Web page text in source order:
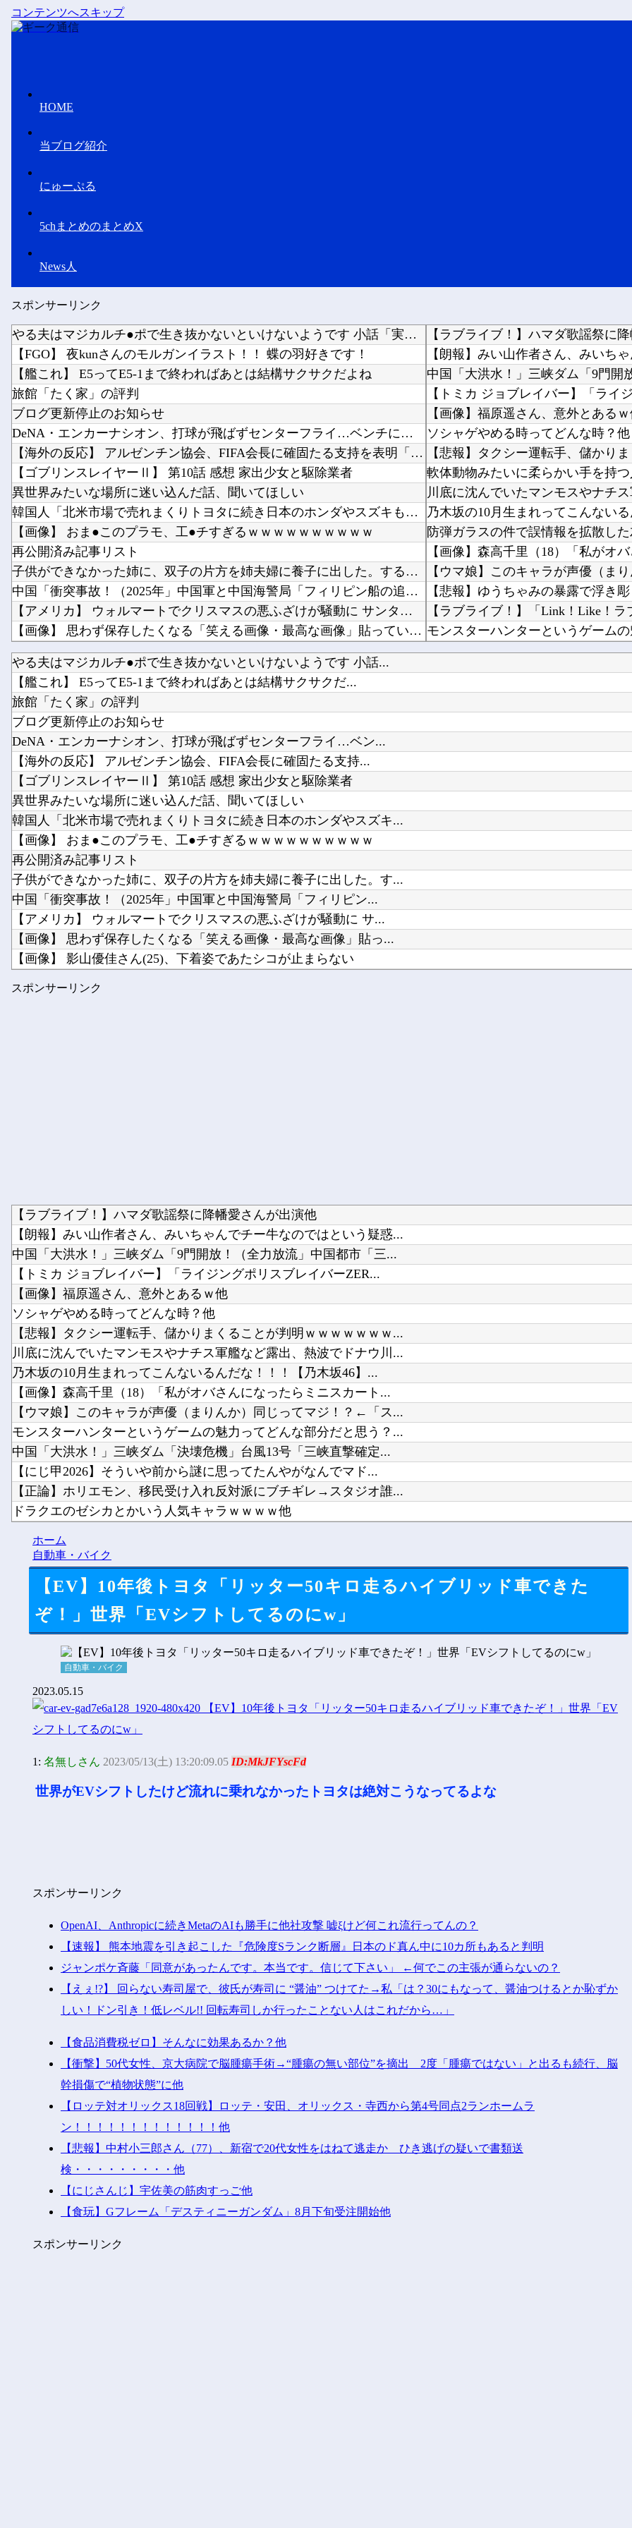
コンテンツへスキップ
HOME
当ブログ紹介
にゅーぷる
5chまとめのまとめX
News人
スポンサーリンク
やる夫はマジカルチ●ポで生き抜かないといけないようです 小話「実際の感度」
【FGO】 夜kunさんのモルガンイラスト！！ 蝶の羽好きです！
【艦これ】 E5ってE5-1まで終わればあとは結構サクサクだよね
旅館「たく家」の評判
ブログ更新停止のお知らせ
DeNA・エンカーナシオン、打球が飛ばずセンターフライ…ベンチに戻って腕立て5回！肉体強化
【海外の反応】 アルゼンチン協会、FIFA会長に確固たる支持を表明「隠す気もないんだなｗ」
【ゴブリンスレイヤーⅡ】 第10話 感想 家出少女と駆除業者
異世界みたいな場所に迷い込んだ話、聞いてほしい
韓国人「北米市場で売れまくりトヨタに続き日本のホンダやスズキも今年第2四半期に大幅な黒字を...
【画像】 おま●このプラモ、工●チすぎるｗｗｗｗｗｗｗｗｗｗ
再公開済み記事リスト
子供ができなかった姉に、双子の片方を姉夫婦に養子に出した。すると、養子に出した子がすごく礼...
中国「衝突事故！（2025年」中国軍と中国海警局「フィリピン船の追跡中に衝突！（8/11」...
【アメリカ】 ウォルマートでクリスマスの悪ふざけが騒動に サンタ姿のTikTokerに客が...
【画像】 思わず保存したくなる「笑える画像・最高な画像」貼っていけｗｗｗｗｗ
【画像】 影山優佳さん(25)、下着姿であたシコが止まらない
ホロライブ「さくらみこ」妹にしたいと可愛がっていた後輩の水宮枢「みこ先輩怖かった」ゲスト出...
【櫻坂46】 流出... これもう付き合ってるだろ
Powered by livedoor 相互RSS
【ラブライブ！】ハマダ歌謡祭に
【画像】福原遥さん、意外とある
ソシャゲやめる時ってどんな時？他
【悲報】タクシー運転手、儲かり
乃木坂の10月生まれってこんない
モンスターハンターというゲーム
ガンダム・センチネルの小説を読
【ニュース】日本共産党の街宣車
ドラクエのゼシカとかいう人気キ
やる夫はマジカルチ●ポで生き抜かないといけないようです 小話...
【艦これ】 E5ってE5-1まで終わればあとは結構サクサクだ...
旅館「たく家」の評判
ブログ更新停止のお知らせ
DeNA・エンカーナシオン、打球が飛ばずセンターフライ…ベン...
【海外の反応】 アルゼンチン協会、FIFA会長に確固たる支持...
【ゴブリンスレイヤーⅡ】 第10話 感想 家出少女と駆除業者
異世界みたいな場所に迷い込んだ話、聞いてほしい
韓国人「北米市場で売れまくりトヨタに続き日本のホンダやスズキ...
【画像】 おま●このプラモ、工●チすぎるｗｗｗｗｗｗｗｗｗｗ
再公開済み記事リスト
子供ができなかった姉に、双子の片方を姉夫婦に養子に出した。す...
中国「衝突事故！（2025年」中国軍と中国海警局「フィリピン...
【アメリカ】 ウォルマートでクリスマスの悪ふざけが騒動に サ...
【画像】 思わず保存したくなる「笑える画像・最高な画像」貼っ...
【画像】 影山優佳さん(25)、下着姿であたシコが止まらない
【櫻坂46】 流出... これもう付き合ってるだろ
スポンサーリンク
【ラブライブ！】ハマダ歌謡祭に降幡愛さんが出演他
【朗報】みい山作者さん、みいちゃんでチー牛なのではという疑惑...
中国「大洪水！」三峡ダム「9門開放！（全力放流」中国都市「三...
【トミカ ジョブレイバー】「ライジングポリスブレイバーZER...
【画像】福原遥さん、意外とあるｗ他
ソシャゲやめる時ってどんな時？他
【悲報】タクシー運転手、儲かりまくることが判明ｗｗｗｗｗｗｗ...
川底に沈んでいたマンモスやナチス軍艦など露出、熱波でドナウ川...
乃木坂の10月生まれってこんないるんだな！！！【乃木坂46】...
【画像】森高千里（18）「私がオバさんになったらミニスカート...
【ウマ娘】このキャラが声優（まりんか）同じってマジ！？←「ス...
モンスターハンターというゲームの魅力ってどんな部分だと思う？...
中国「大洪水！」三峡ダム「決壊危機」台風13号「三峡直撃確定...
【にじ甲2026】そういや前から謎に思ってたんやがなんでマド...
【正論】ホリエモン、移民受け入れ反対派にブチギレ→スタジオ誰...
ドラクエのゼシカとかいう人気キャラｗｗｗｗ他
【悲報】「HUNTER×HUNTER」のビヨンド=ネテロさん...
ホーム
自動車・バイク
【EV】10年後トヨタ「リッター50キロ走るハイブリッド車できた
ぞ！」世界「EVシフトしてるのにw」
自動車・バイク
2023.05.15
1: 名無しさん 2023/05/13(土) 13:20:09.05 ID:MkJFYscFd
世界がEVシフトしたけど流れに乗れなかったトヨタは絶対こうなってるよな
スポンサーリンク
OpenAI、Anthropicに続きMetaのAIも勝手に他社攻撃 嘘ξけど何これ流行ってんの？
【速報】 熊本地震を引き起こした『危険度Sランク断層』日本のド真ん中に10カ所もあると判明
ジャンポケ斉藤「同意があったんです。本当です。信じて下さい」 ←何でこの主張が通らないの？
【えぇ!?】 回らない寿司屋で、彼氏が寿司に “醤油” つけてた→私「は？30にもなって、醤油つけるとか恥ずか
しい！ドン引き！低レベル!! 回転寿司しか行ったことない人はこれだから…」
【食品消費税ゼロ】そんなに効果あるか？他
【衝撃】50代女性、京大病院で脳腫瘍手術→“腫瘍の無い部位”を摘出 2度「腫瘍ではない」と出るも続行、脳
幹損傷で“植物状態”に他
【ロッテ対オリックス18回戦】ロッテ・安田、オリックス・寺西から第4号同点2ランホームラ
ン！！！！！！！！！！！！！他
【悲報】中村小三郎さん（77）、新宿で20代女性をはねて逃走か ひき逃げの疑いで書類送
検・・・・・・・・・他
【にじさんじ】宇佐美の筋肉すっご他
【食玩】Gフレーム「デスティニーガンダム」8月下旬受注開始他
スポンサーリンク